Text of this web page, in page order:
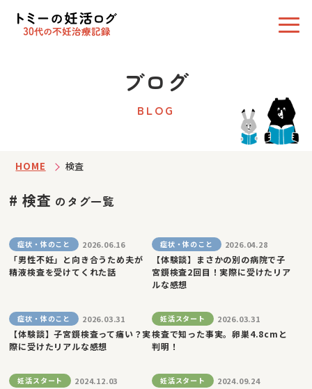
ブログ
BLOG
HOME 検査
# 検査 のタグ一覧
症状・体のこと 2026.06.16
「男性不妊」と向き合うため夫が
精液検査を受けてくれた話
症状・体のこと 2026.04.28
【体験談】まさかの別の病院で子
宮鏡検査2回目！実際に受けたリア
ルな感想
症状・体のこと 2026.03.31
【体験談】子宮鏡検査って痛い？実
際に受けたリアルな感想
妊活スタート 2026.03.31
検査で知った事実。卵巣4.8cmと
判明！
妊活スタート 2024.12.03 妊活スタート 2024.09.24